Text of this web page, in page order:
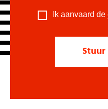
Ik aanvaard de